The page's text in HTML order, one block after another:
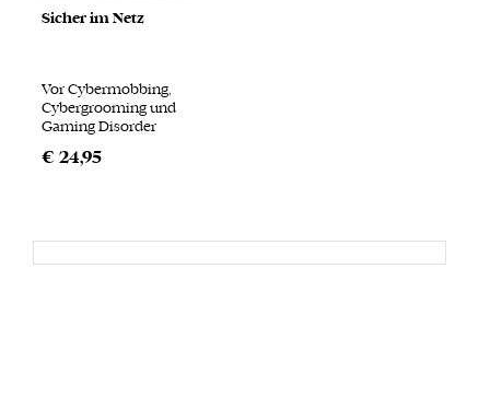
Sicher im Netz
Vor Cybermobbing,
Cybergrooming und
Gaming Disorder
€ 24,95